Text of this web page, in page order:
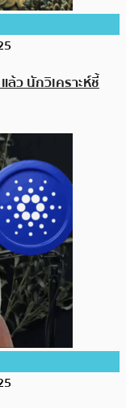
ล้ว นักวิเคราะห์ชี้